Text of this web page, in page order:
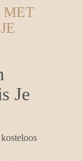
MET
Je